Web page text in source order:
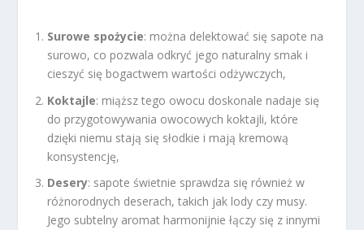
Surowe spożycie: można delektować się sapote na
surowo, co pozwala odkryć jego naturalny smak i
cieszyć się bogactwem wartości odżywczych,
Koktajle: miąższ tego owocu doskonale nadaje się
do przygotowywania owocowych koktajli, które
dzięki niemu stają się słodkie i mają kremową
konsystencję,
Desery: sapote świetnie sprawdza się również w
różnorodnych deserach, takich jak lody czy musy.
Jego subtelny aromat harmonijnie łączy się z innymi